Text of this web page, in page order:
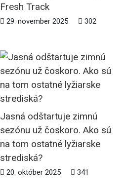
Fresh Track
29. november 2025 302
Jasná odštartuje zimnú
sezónu už čoskoro. Ako sú
na tom ostatné lyžiarske
strediská?
20. október 2025 341